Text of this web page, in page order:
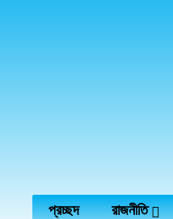
প্রচ্ছদ রাজনীতি